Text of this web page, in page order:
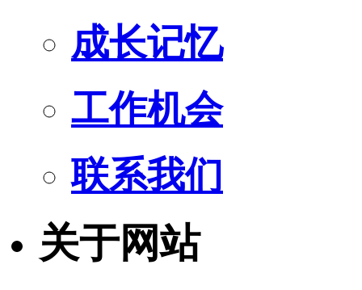
成长记忆
工作机会
联系我们
关于网站